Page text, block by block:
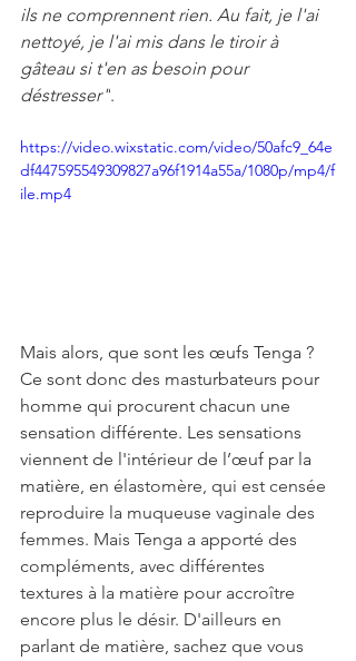
ils ne comprennent rien. Au fait, je l'ai
nettoyé, je l'ai mis dans le tiroir à
gâteau si t'en as besoin pour
déstresser".
https://video.wixstatic.com/video/50afc9_64e
df447595549309827a96f1914a55a/1080p/mp4/f
ile.mp4
Mais alors, que sont les œufs Tenga ?
Ce sont donc des masturbateurs pour
homme qui procurent chacun une
sensation différente. Les sensations
viennent de l'intérieur de l’œuf par la
matière, en élastomère, qui est censée
reproduire la muqueuse vaginale des
femmes. Mais Tenga a apporté des
compléments, avec différentes
textures à la matière pour accroître
encore plus le désir. D'ailleurs en
parlant de matière, sachez que vous